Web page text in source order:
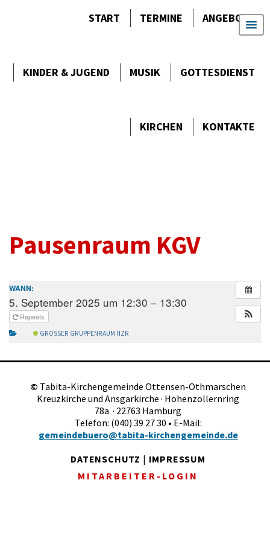
START TERMINE ANGEBOTE
KINDER & JUGEND MUSIK GOTTES­DIENST
KIRCHEN KONTAKTE
Pausenraum KGV
WANN:
5. September 2025 um 12:30 – 13:30
Repeats
GROSSER GRUPPENRAUM HZR
© Tabita-Kirchengemeinde Ottensen-Othmarschen
Kreuzkirche und Ansgarkirche · Hohenzollernring
78a · 22763 Hamburg
Telefon: (040) 39 27 30 • E-Mail:
gemeindebuero@tabita-kirchengemeinde.de
DATENSCHUTZ | IMPRESSUM
MITARBEITER-LOGIN